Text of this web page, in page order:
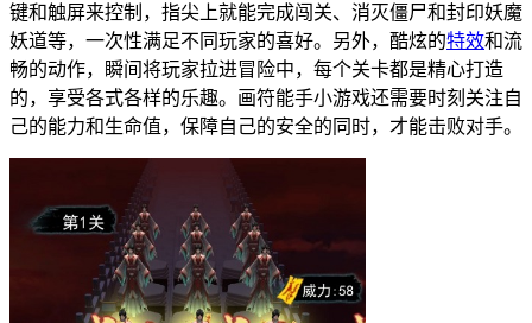
键和触屏来控制，指尖上就能完成闯关、消灭僵尸和封印妖魔
妖道等，一次性满足不同玩家的喜好。另外，酷炫的特效和流
畅的动作，瞬间将玩家拉进冒险中，每个关卡都是精心打造
的，享受各式各样的乐趣。画符能手小游戏还需要时刻关注自
己的能力和生命值，保障自己的安全的同时，才能击败对手。